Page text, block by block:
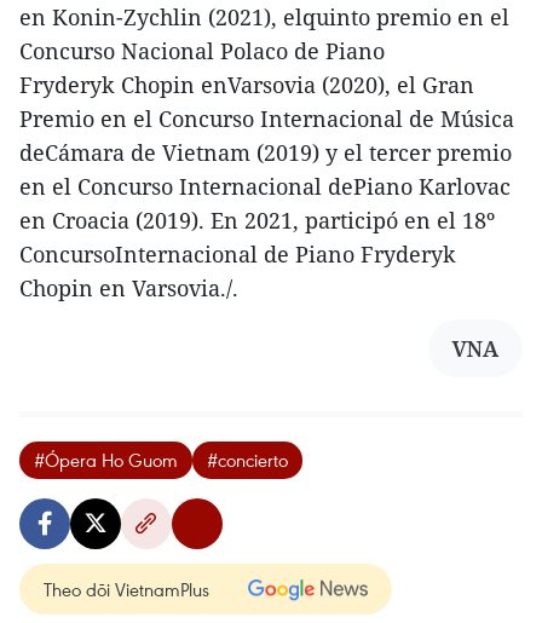
en Konin-Zychlin (2021), elquinto premio en el
Concurso Nacional Polaco de Piano
Fryderyk Chopin enVarsovia (2020), el Gran
Premio en el Concurso Internacional de Música
deCámara de Vietnam (2019) y el tercer premio
en el Concurso Internacional dePiano Karlovac
en Croacia (2019). En 2021, participó en el 18º
ConcursoInternacional de Piano Fryderyk
Chopin en Varsovia./.
VNA
#Ópera Ho Guom #concierto
Theo dõi VietnamPlus